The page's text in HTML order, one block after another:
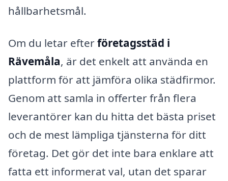
hållbarhetsmål.
Om du letar efterföretagsstäd i
Rävemåla, är det enkelt att använda en
plattform för att jämföra olika städfirmor.
Genom att samla in offerter från flera
leverantörer kan du hitta det bästa priset
och de mest lämpliga tjänsterna för ditt
företag. Det gör det inte bara enklare att
fatta ett informerat val, utan det sparar